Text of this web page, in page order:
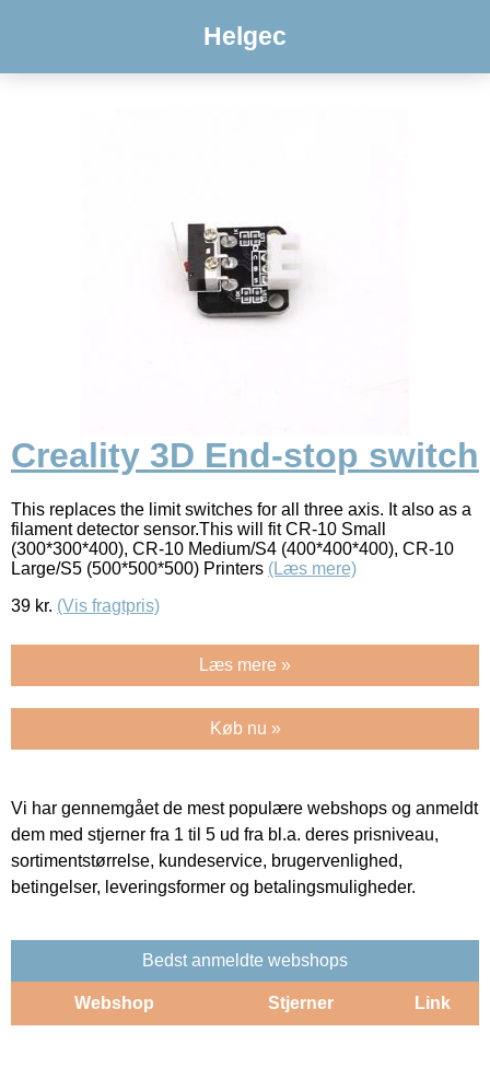
Helgec
Creality 3D End-stop switch
This replaces the limit switches for all three axis. It also as a
filament detector sensor.This will fit CR-10 Small
(300*300*400), CR-10 Medium/S4 (400*400*400), CR-10
Large/S5 (500*500*500) Printers (Læs mere)
39 kr. (Vis fragtpris)
Læs mere »
Køb nu »
Vi har gennemgået de mest populære webshops og anmeldt
dem med stjerner fra 1 til 5 ud fra bl.a. deres prisniveau,
sortimentstørrelse, kundeservice, brugervenlighed,
betingelser, leveringsformer og betalingsmuligheder.
Bedst anmeldte webshops
Webshop Stjerner Link